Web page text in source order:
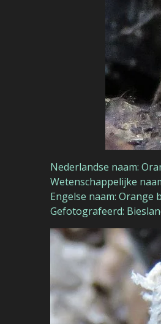
Nederlandse naam:
Wetenschappelijke
Engelse naam: Orange
Gefotografeerd: